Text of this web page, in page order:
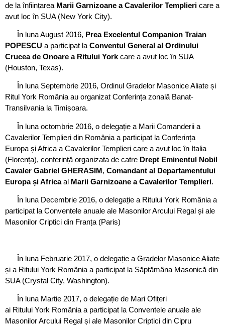
de la înființarea Marii Garnizoane a Cavalerilor Templieri care a
avut loc în SUA (New York City).
În luna August 2016, Prea Excelentul Companion Traian
POPESCU a participat la Conventul General al Ordinului
Crucea de Onoare a Ritului York care a avut loc în SUA
(Houston, Texas).
În luna Septembrie 2016, Ordinul Gradelor Masonice Aliate și
Ritul York România au organizat Conferința zonală Banat-
Transilvania la Timișoara.
În luna octombrie 2016, o delegație a Marii Comanderii a
Cavalerilor Templieri din România a participat la Conferința
Europa și Africa a Cavalerilor Templieri care a avut loc în Italia
(Florența), conferință organizata de catre Drept Eminentul Nobil
Cavaler Gabriel GHERASIM, Comandant al Departamentului
Europa și Africaal Marii Garnizoane a Cavalerilor Templieri.
În luna Decembrie 2016, o delegație a Ritului York România a
participat la Conventele anuale ale Masonilor Arcului Regal și ale
Masonilor Criptici din Franța (Paris)
În luna Februarie 2017, o delegație a Gradelor Masonice Aliate
și a Ritului York România a participat la Săptămâna Masonică din
SUA (Crystal City, Washington).
În luna Martie 2017, o delegație de Mari Ofițeri
ai Ritului York România a participat la Conventele anuale ale
Masonilor Arcului Regal și ale Masonilor Criptici din Cipru